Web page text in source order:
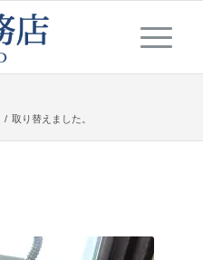
/ 取り替えました。